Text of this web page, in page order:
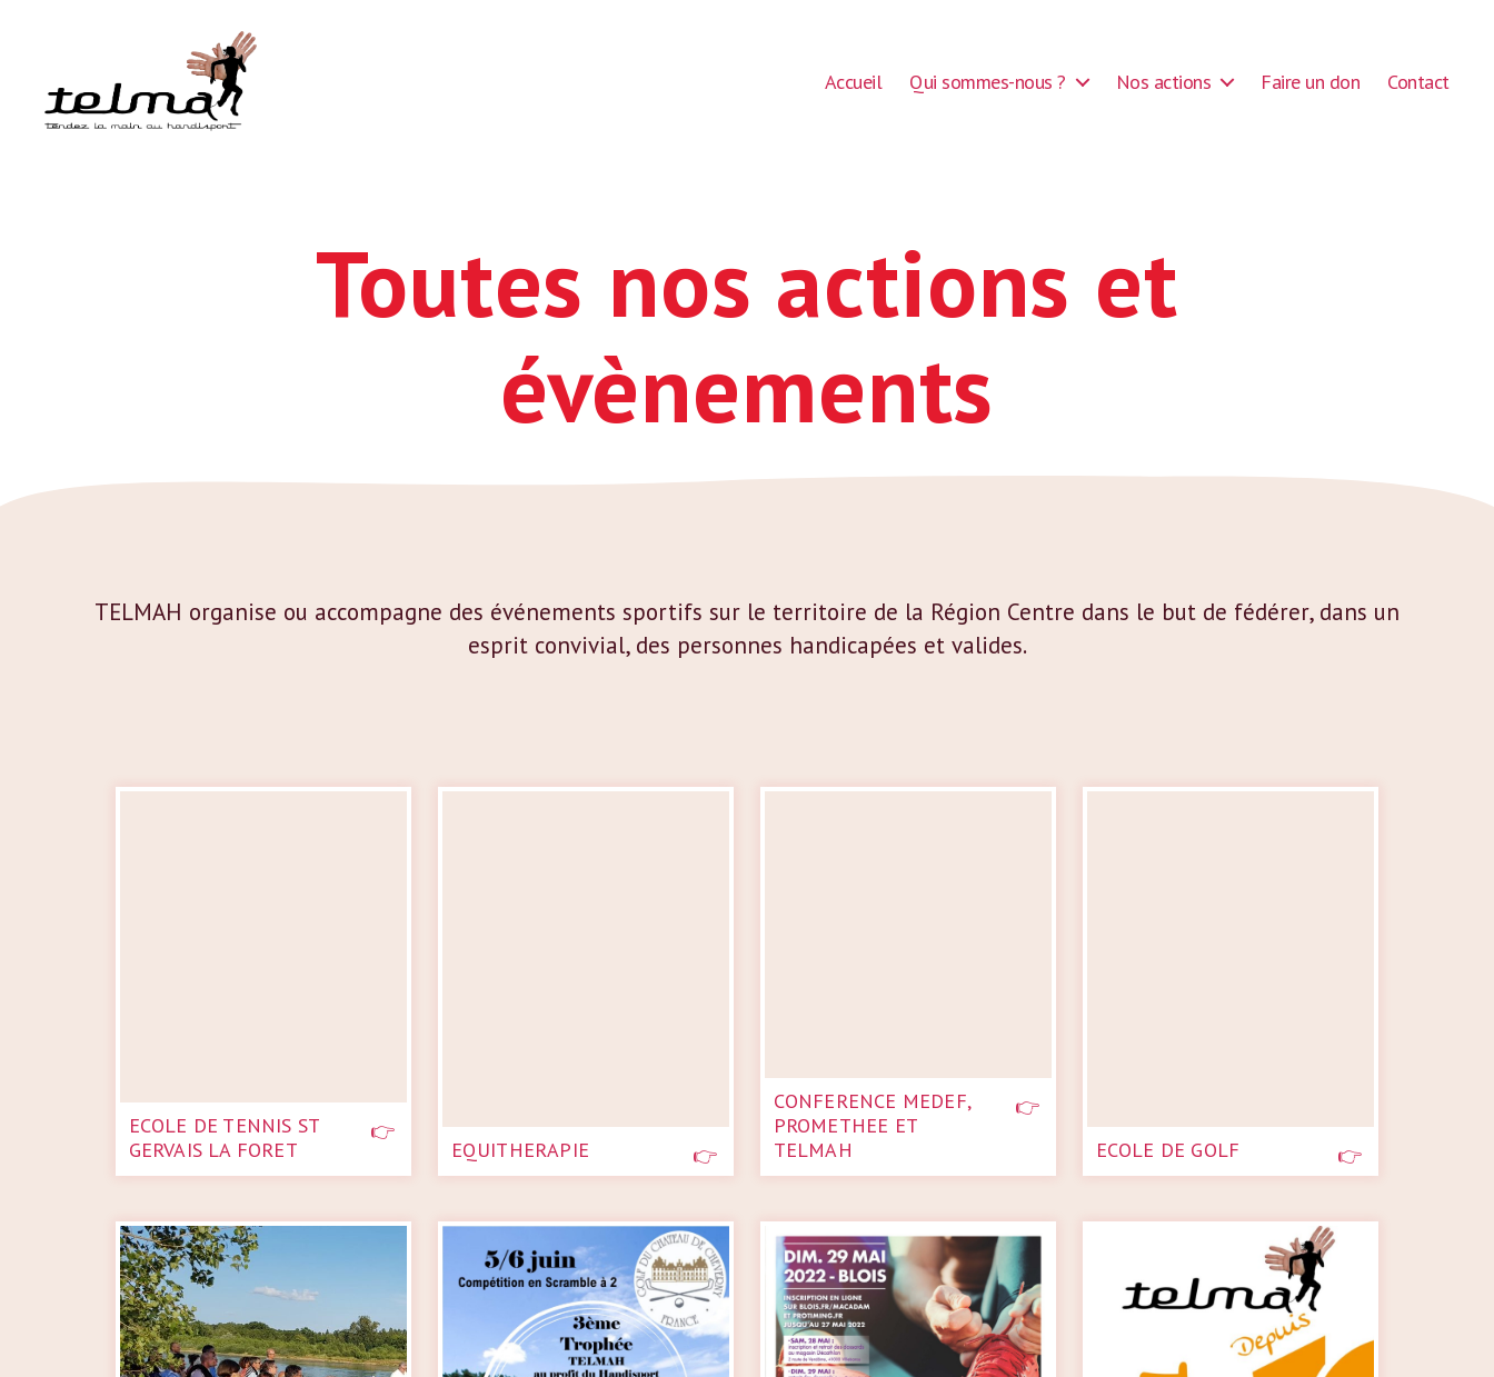
Accueil Qui sommes-nous ? Nos actions Faire un don Contact
Toutes nos actions et
évènements
TELMAH organise ou accompagne des événements sportifs sur le territoire de la Région Centre dans le but de fédérer, dans un
esprit convivial, des personnes handicapées et valides.
ECOLE DE TENNIS ST
GERVAIS LA FORET
EQUITHERAPIE
CONFERENCE MEDEF,
PROMETHEE ET
TELMAH
ECOLE DE GOLF